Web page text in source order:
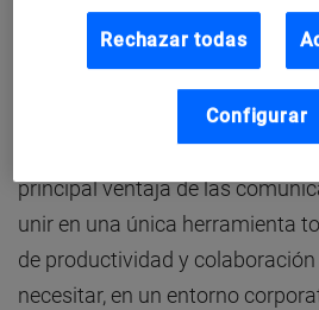
aplicaciones dechatpara hacer
mientras iniciamos una
intentamos enterarnos de una
estamos conectados por otra
principal ventaja de las
unir en una única herramienta
de productividad y
necesitar, en un entorno
Rechazar todas
Configurar